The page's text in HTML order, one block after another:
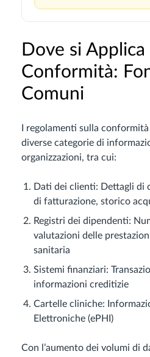
Dove si Applica
Conformità:
Comuni
I regolamenti sulla
diverse categorie di
organizzazioni, tra cui:
Dati dei clienti: Dettagli di
di fatturazione, storico
Registri dei dipendenti:
valutazioni delle
sanitaria
Sistemi finanziari:
informazioni creditizie
Cartelle cliniche:
Elettroniche (ePHI)
Con l’aumento dei volumi di